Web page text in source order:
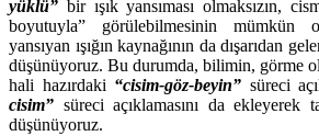
yüklü” bir ışık yansıması olmaksızın,
boyutuyla” görülebilmesinin mümkün
yansıyan ışığın kaynağının da dışarıdan
düşünüyoruz. Bu durumda, bilimin, görme
hali hazırdaki “cisim-göz-beyin” süreci
cisim” süreci açıklamasını da ekleyerek
düşünüyoruz.